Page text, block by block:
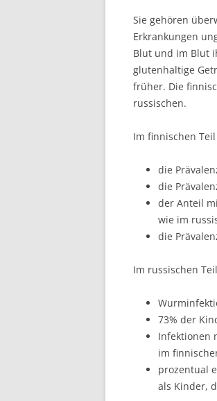
Sie gehören
Erkrankungen
Blut und im Blut
glutenhaltige
früher. Die
russischen.
Im finnischen
die
die
der Anteil
wie im
die
Im russischen
73% der
Infektionen
im
prozentual
als Kinder,